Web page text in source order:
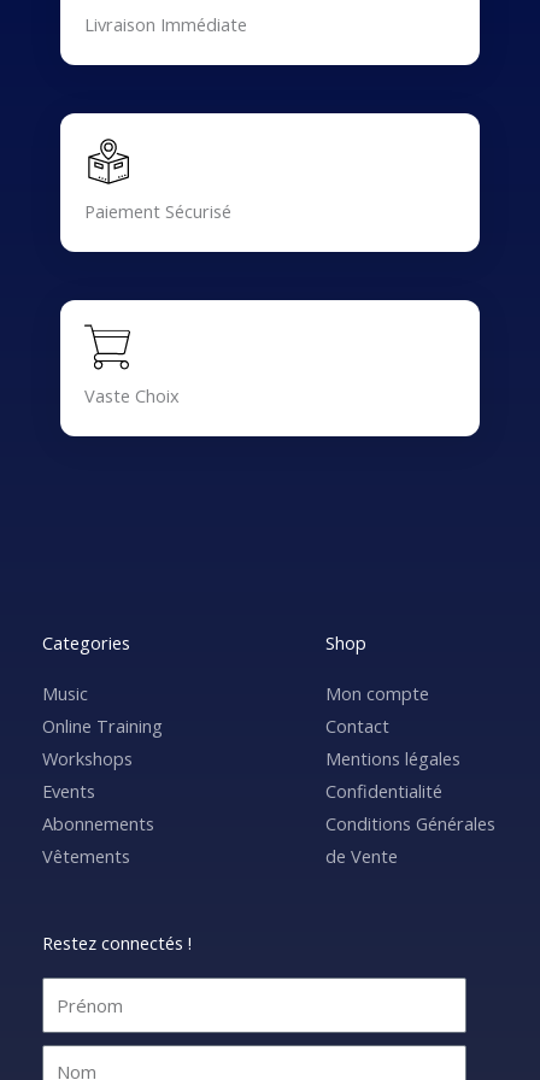
Livraison Immédiate
Paiement Sécurisé
Vaste Choix
Categories
Music
Online Training
Workshops
Events
Abonnements
Vêtements
Shop
Mon compte
Contact
Mentions légales
Confidentialité
Conditions Générales
de Vente
Restez connectés !